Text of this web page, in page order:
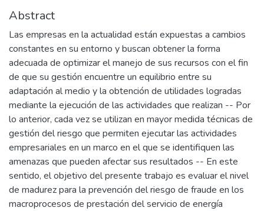
Abstract
Las empresas en la actualidad están expuestas a cambios
constantes en su entorno y buscan obtener la forma
adecuada de optimizar el manejo de sus recursos con el fin
de que su gestión encuentre un equilibrio entre su
adaptación al medio y la obtención de utilidades logradas
mediante la ejecución de las actividades que realizan -- Por
lo anterior, cada vez se utilizan en mayor medida técnicas de
gestión del riesgo que permiten ejecutar las actividades
empresariales en un marco en el que se identifiquen las
amenazas que pueden afectar sus resultados -- En este
sentido, el objetivo del presente trabajo es evaluar el nivel
de madurez para la prevención del riesgo de fraude en los
macroprocesos de prestación del servicio de energía